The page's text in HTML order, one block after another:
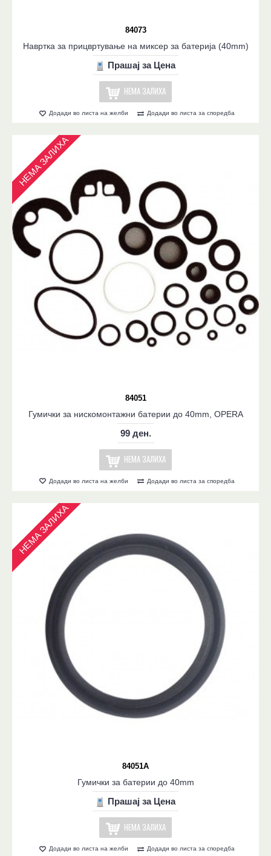
84073
Навртка за прицвртување на миксер за батерија (40mm)
Прашај за Цена
НЕМА ЗАЛИХА
Додади во листа на желби Додади во листа за споредба
84051
НЕМА ЗАЛИХА
Гумички за нискомонтажни батерии до 40mm, OPERA
99 ден.
НЕМА ЗАЛИХА
Додади во листа на желби Додади во листа за споредба
84051A
НЕМА ЗАЛИХА
Гумички за батерии до 40mm
Прашај за Цена
НЕМА ЗАЛИХА
Додади во листа на желби Додади во листа за споредба